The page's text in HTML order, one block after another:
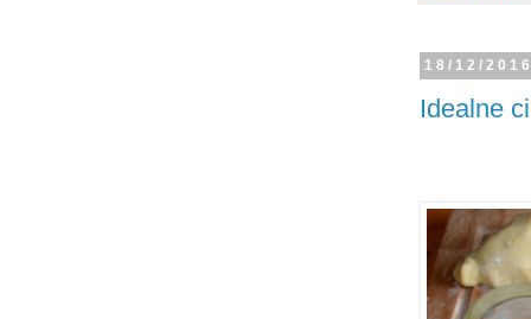
18/12/
Idealne